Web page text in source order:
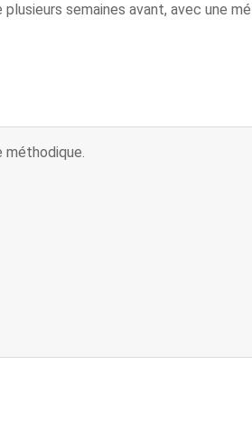
semaines avant, avec une
méthodique.